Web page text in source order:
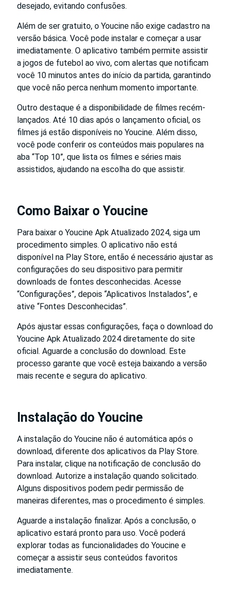
desejado, evitando confusões.
Além de ser gratuito, o Youcine não exige cadastro na
versão básica. Você pode instalar e começar a usar
imediatamente. O aplicativo também permite assistir
a jogos de futebol ao vivo, com alertas que notificam
você 10 minutos antes do início da partida, garantindo
que você não perca nenhum momento importante.
Outro destaque é a disponibilidade de filmes recém-
lançados. Até 10 dias após o lançamento oficial, os
filmes já estão disponíveis no Youcine. Além disso,
você pode conferir os conteúdos mais populares na
aba “Top 10”, que lista os filmes e séries mais
assistidos, ajudando na escolha do que assistir.
Como Baixar o Youcine
Para baixar o Youcine Apk Atualizado 2024, siga um
procedimento simples. O aplicativo não está
disponível na Play Store, então é necessário ajustar as
configurações do seu dispositivo para permitir
downloads de fontes desconhecidas. Acesse
“Configurações”, depois “Aplicativos Instalados”, e
ative “Fontes Desconhecidas”.
Após ajustar essas configurações, faça o download do
Youcine Apk Atualizado 2024 diretamente do site
oficial. Aguarde a conclusão do download. Este
processo garante que você esteja baixando a versão
mais recente e segura do aplicativo.
Instalação do Youcine
A instalação do Youcine não é automática após o
download, diferente dos aplicativos da Play Store.
Para instalar, clique na notificação de conclusão do
download. Autorize a instalação quando solicitado.
Alguns dispositivos podem pedir permissão de
maneiras diferentes, mas o procedimento é simples.
Aguarde a instalação finalizar. Após a conclusão, o
aplicativo estará pronto para uso. Você poderá
explorar todas as funcionalidades do Youcine e
começar a assistir seus conteúdos favoritos
imediatamente.